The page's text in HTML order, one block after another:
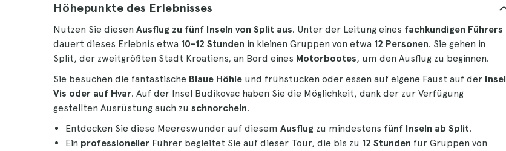
Höhepunkte des Erlebnisses
Nutzen Sie diesen Ausflug zu fünf Inseln von Split aus. Unter der Leitung eines fachkundigen Führers
dauert dieses Erlebnis etwa 10-12 Stunden in kleinen Gruppen von etwa 12 Personen. Sie gehen in
Split, der zweitgrößten Stadt Kroatiens, an Bord eines Motorbootes, um den Ausflug zu beginnen.
Sie besuchen die fantastische Blaue Höhle und frühstücken oder essen auf eigene Faust auf der Insel
Vis oder auf Hvar. Auf der Insel Budikovac haben Sie die Möglichkeit, dank der zur Verfügung
gestellten Ausrüstung auch zu schnorcheln.
Entdecken Sie diese Meereswunder auf diesem Ausflug zu mindestens fünf Inseln ab Split.
Ein professioneller Führer begleitet Sie auf dieser Tour, die bis zu 12 Stunden für Gruppen von